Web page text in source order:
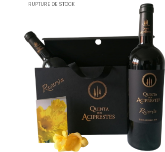
RUPTURE DE STOCK